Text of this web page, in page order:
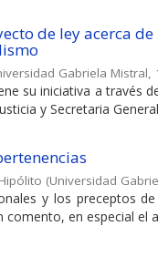
de ley acerca
Gabriela Mistral,
su iniciativa a través
y Secretaria
(Universidad
y los preceptos
en especial el